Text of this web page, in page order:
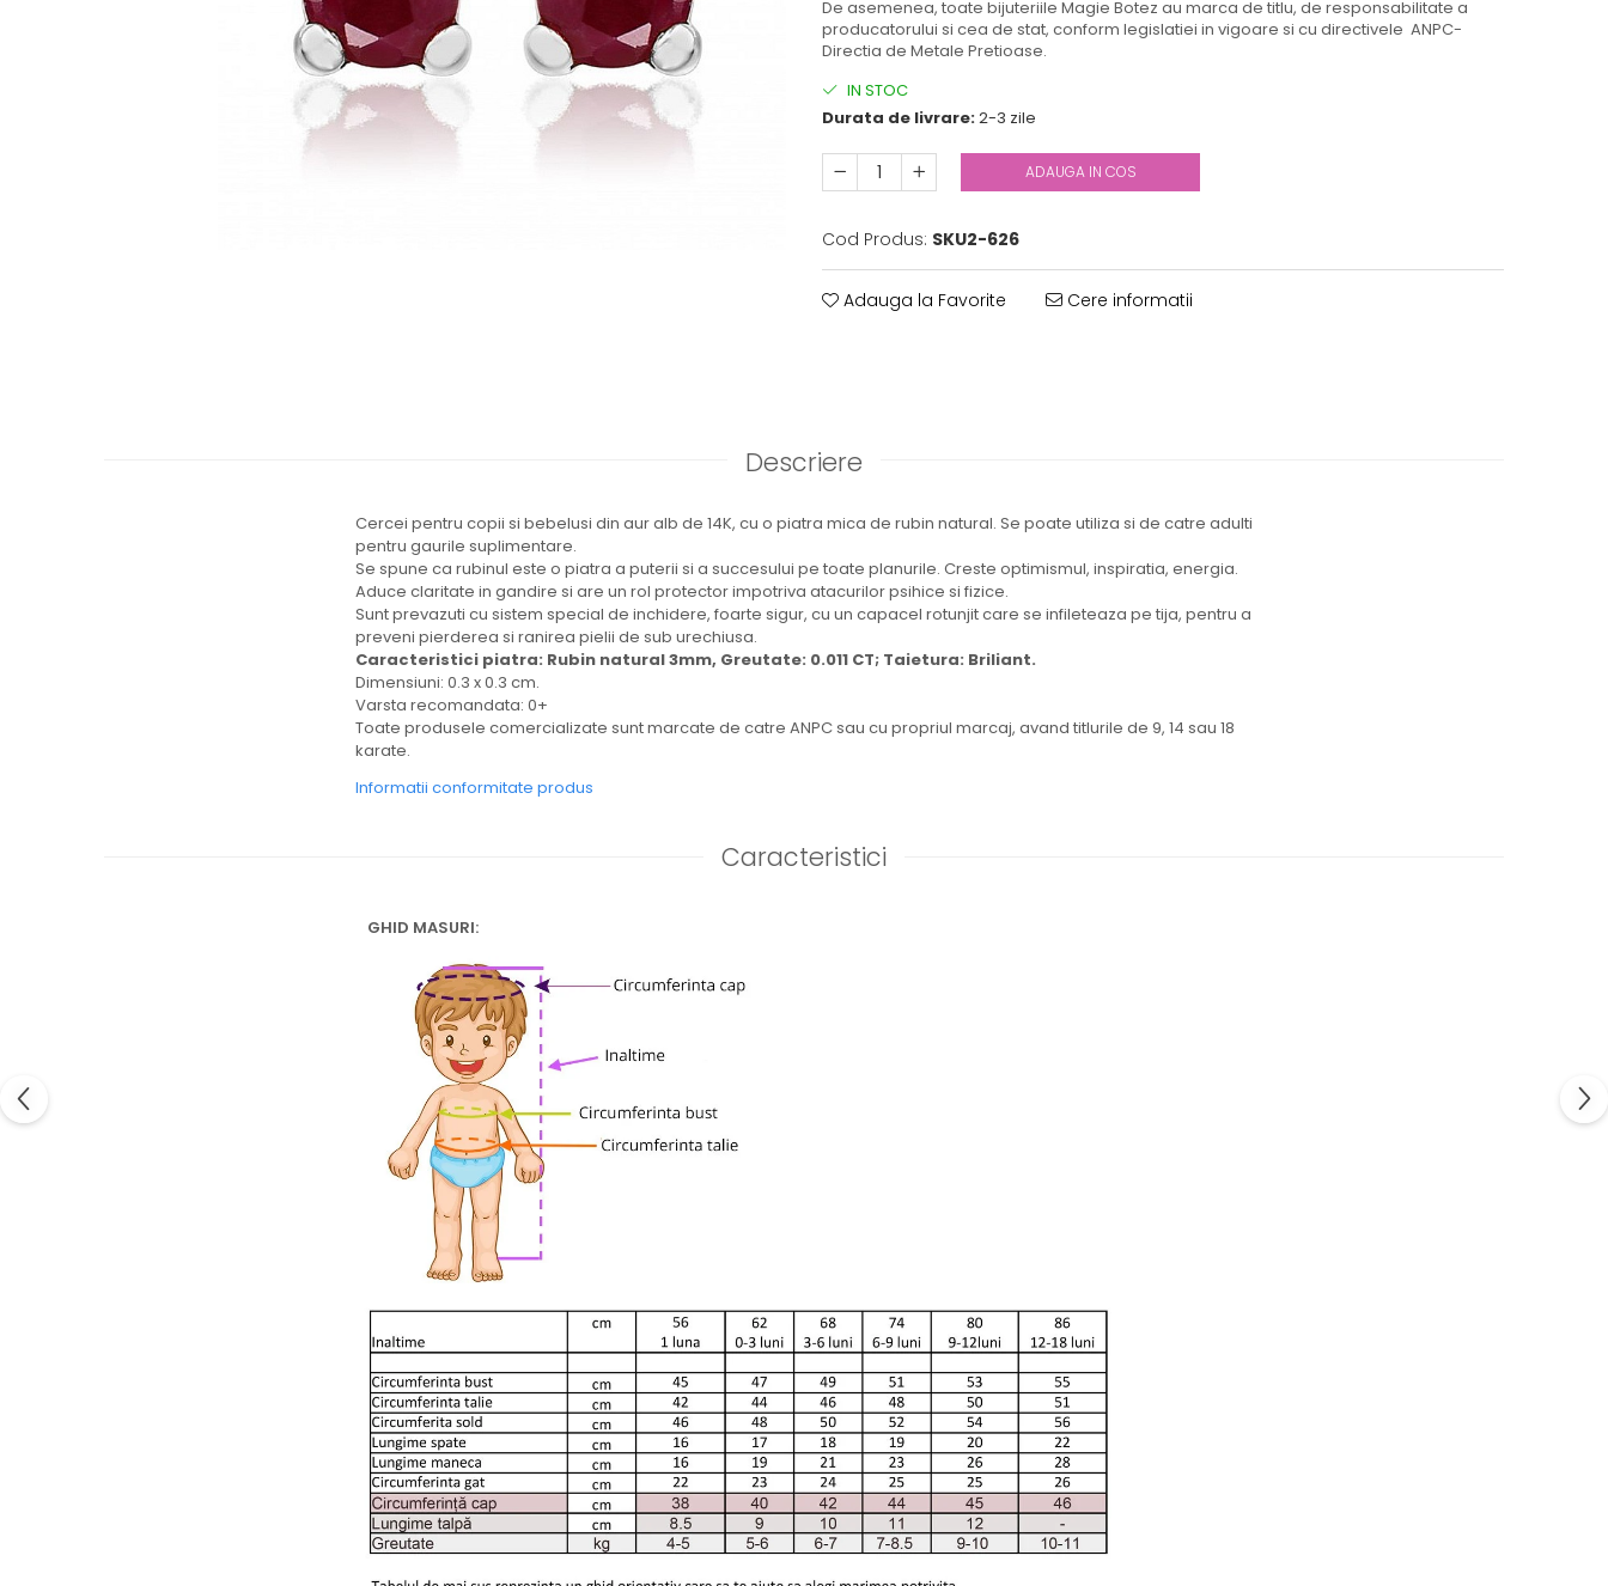
De asemenea, toate bijuteriile Magie Botez au marca de titlu, de responsabilitate a
producatorului si cea de stat, conform legislatiei in vigoare si cu directivele ANPC-
Directia de Metale Pretioase.
IN STOC
Durata de livrare:2-3 zile
ADAUGA IN COS
Cod Produs: SKU2-626
Adauga la Favorite Cere informatii
Descriere
Cercei pentru copii si bebelusi din aur alb de 14K, cu o piatra mica de rubin natural. Se poate utiliza si de catre adulti
pentru gaurile suplimentare.
Se spune ca rubinul este o piatra a puterii si a succesului pe toate planurile. Creste optimismul, inspiratia, energia.
Aduce claritate in gandire si are un rol protector impotriva atacurilor psihice si fizice.
Sunt prevazuti cu sistem special de inchidere, foarte sigur, cu un capacel rotunjit care se infileteaza pe tija, pentru a
preveni pierderea si ranirea pielii de sub urechiusa.
Caracteristici piatra: Rubin natural 3mm, Greutate: 0.011 CT; Taietura: Briliant.
Dimensiuni: 0.3 x 0.3 cm.
Varsta recomandata: 0+
Toate produsele comercializate sunt marcate de catre ANPC sau cu propriul marcaj, avand titlurile de 9, 14 sau 18
karate.
Informatii conformitate produs
Caracteristici
GHID MASURI: